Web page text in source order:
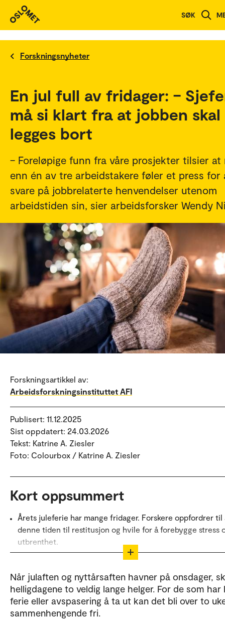
SØK
Forskningsnyheter
En jul full av fridager: –
må si klart fra at jobben skal
legges bort
– Foreløpige funn fra våre prosjekter tilsier at
enn én av tre arbeidstakere føler et press for
svare på jobbrelaterte henvendelser utenom
arbeidstiden sin, sier arbeidsforsker Wendy
Forskningsartikkel av:
Arbeidsforskningsinstituttet AFI
Publisert: 11.12.2025
Sist oppdatert: 24.03.2026
Tekst: Katrine A. Ziesler
Foto: Colourbox / Katrine A. Ziesler
Kort oppsummert
Årets juleferie har mange fridager. Forskere oppfordrer til
denne tiden til restitusjon og hvile for å forebygge stress
utbrenthet.
Mer enn én av tre arbeidstakere kan føle et press om å
jobbrelaterte henvendelser utenom arbeidstiden sin og
synes avkobling er vanskelig.
Ledere bør tydelig kommunisere forventninger om full
unngå stressende e-poster i juletiden og lage klare
Når julaften og nyttårsaften havner på onsdager,
helligdagene to veldig lange helger. For de som har
ferie eller avspasering å ta ut kan det bli over to
sammenhengende fri.